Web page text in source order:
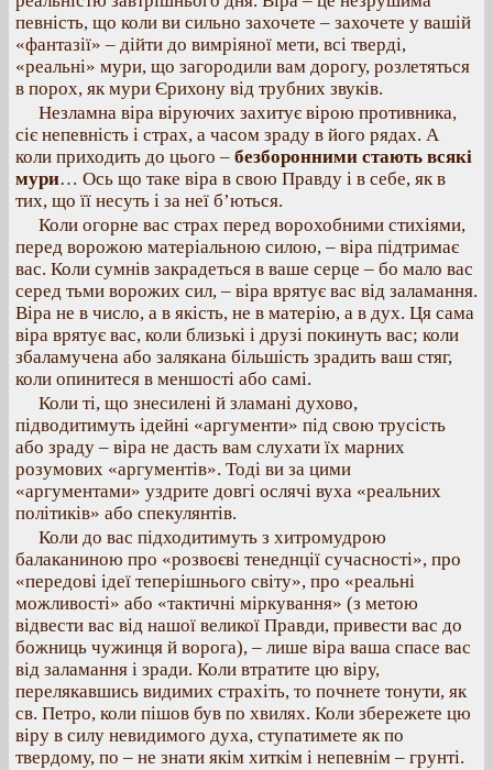
певність, що коли ви сильно захочете – захочете у вашій
«фантазії» – дійти до вимріяної мети, всі тверді,
«реальні» мури, що загородили вам дорогу, розлетяться
в порох, як мури Єрихону від трубних звуків.
Незламна віра віруючих захитує вірою противника,
сіє непевність і страх, а часом зраду в його рядах. А
коли приходить до цього – безборонними стають всякі
мури… Ось що таке віра в свою Правду і в себе, як в
тих, що її несуть і за неї б’ються.
Коли огорне вас страх перед ворохобними стихіями,
перед ворожою матеріальною силою, – віра підтримає
вас. Коли сумнів закрадеться в ваше серце – бо мало вас
серед тьми ворожих сил, – віра врятує вас від заламання.
Віра не в число, а в якість, не в матерію, а в дух. Ця сама
віра врятує вас, коли близькі і друзі покинуть вас; коли
збаламучена або залякана більшість зрадить ваш стяг,
коли опинитеся в меншості або самі.
Коли ті, що знесилені й зламані духово,
підводитимуть ідейні «аргументи» під свою трусість
або зраду – віра не дасть вам слухати їх марних
розумових «аргументів». Тоді ви за цими
«аргументами» уздрите довгі ослячі вуха «реальних
політиків» або спекулянтів.
Коли до вас підходитимуть з хитромудрою
балаканиною про «розвоєві тенеднції сучасності», про
«передові ідеї теперішнього світу», про «реальні
можливості» або «тактичні міркування» (з метою
відвести вас від нашої великої Правди, привести вас до
божниць чужинця й ворога), – лише віра ваша спасе вас
від заламання і зради. Коли втратите цю віру,
перелякавшись видимих страхіть, то почнете тонути, як
св. Петро, коли пішов був по хвилях. Коли збережете цю
віру в силу невидимого духа, ступатимете як по
твердому, по – не знати якім хиткім і непевнім – грунті.